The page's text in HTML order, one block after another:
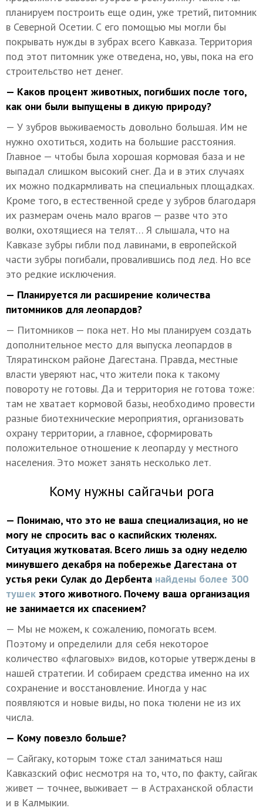
планируем построить еще один, уже третий, питомник
в Северной Осетии. С его помощью мы могли бы
покрывать нужды в зубрах всего Кавказа. Территория
под этот питомник уже отведена, но, увы, пока на его
строительство нет денег.
— Каков процент животных, погибших после того,
как они были выпущены в дикую природу?
— У зубров выживаемость довольно большая. Им не
нужно охотиться, ходить на большие расстояния.
Главное — чтобы была хорошая кормовая база и не
выпадал слишком высокий снег. Да и в этих случаях
их можно подкармливать на специальных площадках.
Кроме того, в естественной среде у зубров благодаря
их размерам очень мало врагов — разве что это
волки, охотящиеся на телят… Я слышала, что на
Кавказе зубры гибли под лавинами, в европейской
части зубры погибали, провалившись под лед. Но все
это редкие исключения.
— Планируется ли расширение количества
питомников для леопардов?
— Питомников — пока нет. Но мы планируем создать
дополнительное место для выпуска леопардов в
Тляратинском районе Дагестана. Правда, местные
власти уверяют нас, что жители пока к такому
повороту не готовы. Да и территория не готова тоже:
там не хватает кормовой базы, необходимо провести
разные биотехнические мероприятия, организовать
охрану территории, а главное, сформировать
положительное отношение к леопарду у местного
населения. Это может занять несколько лет.
Кому нужны сайгачьи рога
— Понимаю, что это не ваша специализация, но не
могу не спросить вас о каспийских тюленях.
Ситуация жутковатая. Всего лишь за одну неделю
минувшего декабря на побережье Дагестана от
устья реки Сулак до Дербента найдены более 300
тушек этого животного. Почему ваша организация
не занимается их спасением?
— Мы не можем, к сожалению, помогать всем.
Поэтому и определили для себя некоторое
количество «флаговых» видов, которые утверждены в
нашей стратегии. И собираем средства именно на их
сохранение и восстановление. Иногда у нас
появляются и новые виды, но пока тюлени не из их
числа.
— Кому повезло больше?
— Сайгаку, которым тоже стал заниматься наш
Кавказский офис несмотря на то, что, по факту, сайгак
живет — точнее, выживает — в Астраханской области
и в Калмыкии.